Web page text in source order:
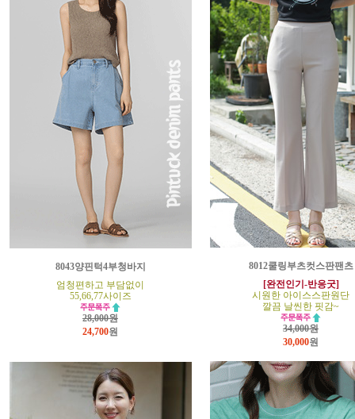
8043양핀턱4부청바지
엄청편하고 부담없이
55,66,77사이즈
28,000원
24,700원
8012쿨링부츠컷스판팬츠
[완전인기-반응굿]
시원한 아이스스판원단
깔끔 날씬한 핏감~
34,000원
30,000원